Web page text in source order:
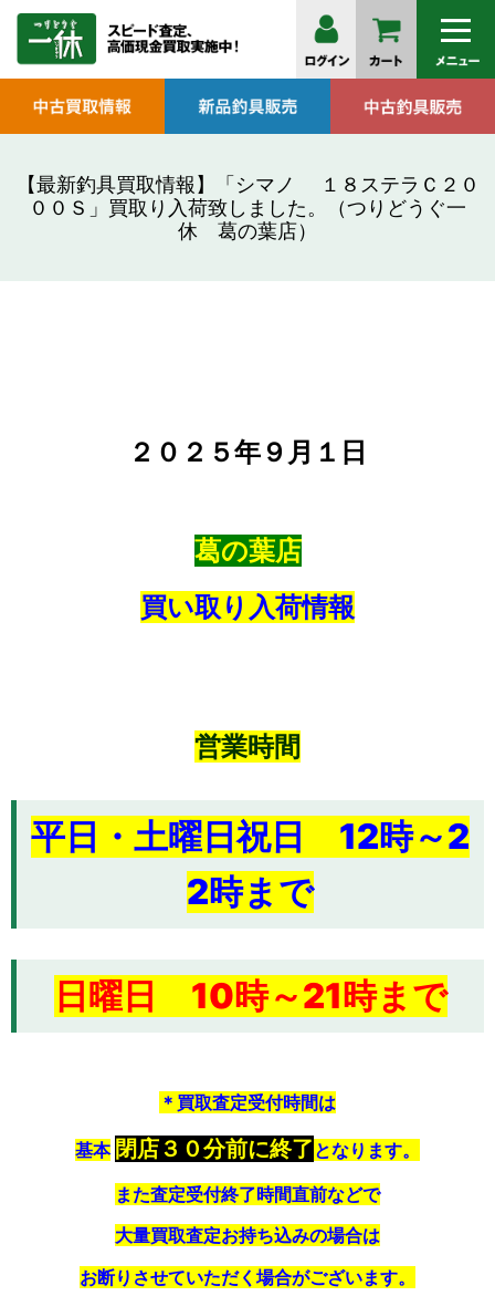
【最新釣具買取情報】「シマノ １８ステラＣ２０
００Ｓ」買取り入荷致しました。（つりどうぐ一
休 葛の葉店）
２０２５年９月１ 日
葛の葉店
買い取り入荷情報
営業時間
平日・土曜日祝日 12時～2
2時まで
日曜日 10時～21時まで
＊買取査定受付時間は
基本 閉店３０分前に終了 となります。
また査定受付終了時間直前などで
大量買取査定お持ち込みの場合は
お断りさせていただく場合がございます。